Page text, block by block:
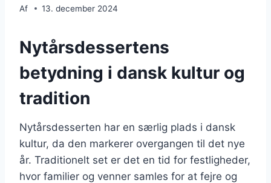
Af 13. december 2024
Nytårsdessertens
betydning i dansk kultur og
tradition
Nytårsdesserten har en særlig plads i dansk
kultur, da den markerer overgangen til det nye
år. Traditionelt set er det en tid for festligheder,
hvor familier og venner samles for at fejre og